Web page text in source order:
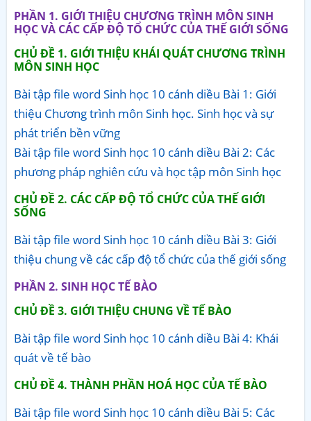
PHẦN 1. GIỚI THIỆU CHƯƠNG TRÌNH MÔN SINH
HỌC VÀ CÁC CẤP ĐỘ TỔ CHỨC CỦA THẾ GIỚI SỐNG
CHỦ ĐỀ 1. GIỚI THIỆU KHÁI QUÁT CHƯƠNG TRÌNH
MÔN SINH HỌC
Bài tập file word Sinh học 10 cánh diều Bài 1: Giới
thiệu Chương trình môn Sinh học. Sinh học và sự
phát triển bền vững
Bài tập file word Sinh học 10 cánh diều Bài 2: Các
phương pháp nghiên cứu và học tập môn Sinh học
CHỦ ĐỀ 2. CÁC CẤP ĐỘ TỔ CHỨC CỦA THẾ GIỚI
SỐNG
Bài tập file word Sinh học 10 cánh diều Bài 3: Giới
thiệu chung về các cấp độ tổ chức của thế giới sống
PHẦN 2. SINH HỌC TẾ BÀO
CHỦ ĐỀ 3. GIỚI THIỆU CHUNG VỀ TẾ BÀO
Bài tập file word Sinh học 10 cánh diều Bài 4: Khái
quát về tế bào
CHỦ ĐỀ 4. THÀNH PHẦN HOÁ HỌC CỦA TẾ BÀO
Bài tập file word Sinh học 10 cánh diều Bài 5: Các